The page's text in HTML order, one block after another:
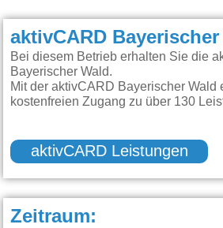
Bei diesem Betrieb erhalten Sie die
Bayerischer Wald.
Mit der aktivCARD Bayerischer Wald
kostenfreien Zugang zu über 130
aktivCARD Leistungen
Zeitraum: